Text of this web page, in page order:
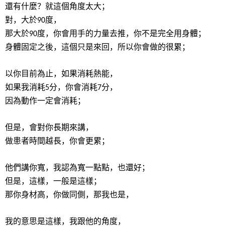
還有什麼？就這個角度太大；
對，大於90度，
那大於90度，你會用手的力量去推，你不是完全用身體；
身體固定之後，這個只是來回，所以你會做的很累；
以你目前為止，如果消耗熱能，
如果我消耗5分，你會消耗7分，
因為動作一定會消耗；
但是，會對你長期來講，
做患者時間越長，你會更累；
他們講你寬，我認為寬一點點，也還好；
但是，這樣，一般是這樣；
那你身材高，你做同側，那我也是，
我的意思是這樣，我跟他的角度，